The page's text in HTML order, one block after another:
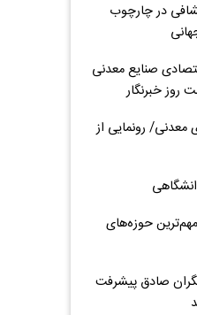
در چارچوب
صنایع معدنی
روز خبرنگار‌
معدنی/ رونمایی از
حوزه‌های
صادق پیشرفت